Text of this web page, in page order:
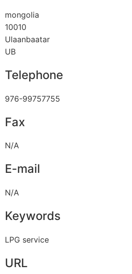
mongolia
10010
Ulaanbaatar
UB
Telephone
976-99757755
Fax
N/A
E-mail
N/A
Keywords
LPG service
URL